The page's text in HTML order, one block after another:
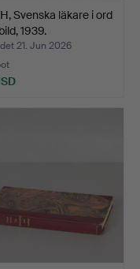
Svenska läkare i ord
1939.
21. Jun 2026